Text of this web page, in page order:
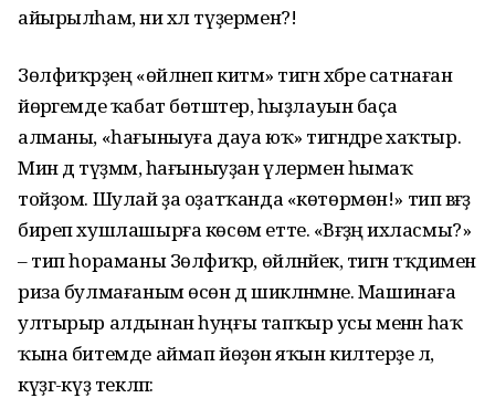
айырылһам, ни хәл түҙермен?!
Зөлфиҡәрҙең «өйләнеп китәм» тигән хәбәре сатнаған
йөрәгемде ҡабат бөтәштерә, һыҙлауын баҫа
алманы, «һағыныуға дауа юҡ» тигәндәре хаҡтыр.
Мин дә түҙмәм, һағыныуҙан үлермен һымаҡ
тойҙом. Шулай ҙа оҙатҡанда «көтөрмөн!» тип вәғәҙә
биреп хушлашырға көсөм етте. «Вәғәҙәң ихласмы?»
– тип һораманы Зөлфиҡәр, өйләнәйек, тигән тәҡдименә
риза булмағаным өсөн дә шикләнмәне. Машинаға
ултырыр алдынан һуңғы тапҡыр усы менән һаҡ
ҡына битемде аймап йөҙөнә яҡын килтерҙе лә,
күҙгә-күҙ текләп: